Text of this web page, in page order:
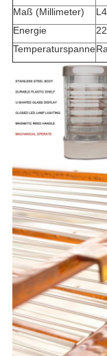
Maß (Millimeter)
Energie
Temperaturspanne